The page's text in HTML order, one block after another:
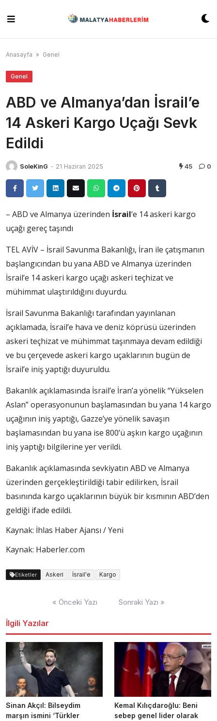
content
Anasayfa » Genel
Genel
ABD ve Almanya’dan İsrail’e
14 Askeri Kargo Uçağı Sevk
Edildi
SoleKinG - 21 Haziran 2025 45 0
– ABD ve Almanya üzerinden İsrail‘e 14 askeri kargo
uçağı gereç taşındı
TEL AVİV – İsrail Savunma Bakanlığı, İran ile çatışmanın
başlangıcından bu yana ABD ve Almanya üzerinden
İsrail’e 14 askeri kargo uçağı askeri teçhizat ve
mühimmat ulaştırıldığını duyurdu.
İsrail Savunma Bakanlığı tarafından yayınlanan
açıklamada, İsrail’e hava ve deniz köprüsü üzerinden
askeri teçhizat ve mühimmat taşınmaya devam edildiği
ve bu çerçevede askeri kargo uçaklarının bugün de
İsrail’e iniş yaptığı duyuruldu.
Bakanlık açıklamasında İsrail’e İran’a yönelik “Yükselen
Aslan” operasyonunun başlamasından bu yana 14 kargo
uçağının iniş yaptığı, Gazze’ye yönelik savaşın
başlamasından bu yana ise 800’ü aşkın kargo uçağının
iniş yaptığı bilgilerine yer verildi.
Bakanlık açıklamasında sevkiyatın ABD ve Almanya
üzerinden gerçekleştirildiği tabir edilirken, İsrail
basınında kargo uçaklarının büyük bir kısmının ABD’den
geldiği ifade edildi.
Kaynak: İhlas Haber Ajansı / Yeni
Kaynak: Haberler.com
Etiketler Askeri İsrail'e Kargo
« Önceki Yazı Sonraki Yazı »
İlgili Yazılar
Sinan Akçıl: Bilseydim
marşın ismini ‘Türkler
Kemal Kılıçdaroğlu: Beni
sebep genel lider olarak